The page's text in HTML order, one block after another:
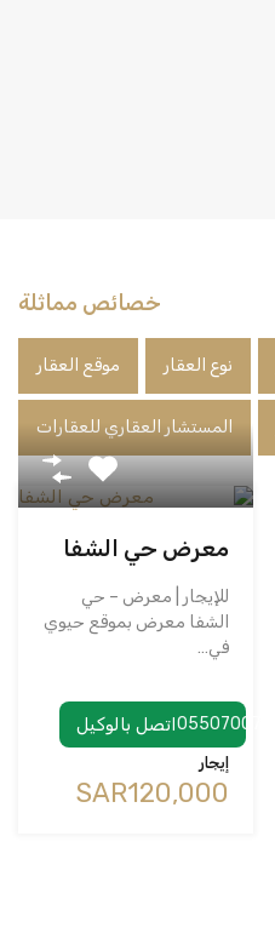
خصائص مماثلة
نوع العقار موقع العقار
المستشار العقاري للعقارات
معرض حي الشفا
للإيجار | معرض – حي
الشفا معرض بموقع حيوي
في…
اتصل بالوكيل 0550700748
إيجار
‪SAR120,000